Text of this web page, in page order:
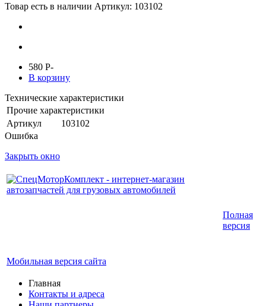
Товар есть в наличии Артикул: 103102
580 P-
В корзину
Технические характеристики
Прочие характеристики
Артикул
103102
Ошибка
Закрыть окно
Мобильная версия сайта
Полная
версия
Главная
Контакты и адреса